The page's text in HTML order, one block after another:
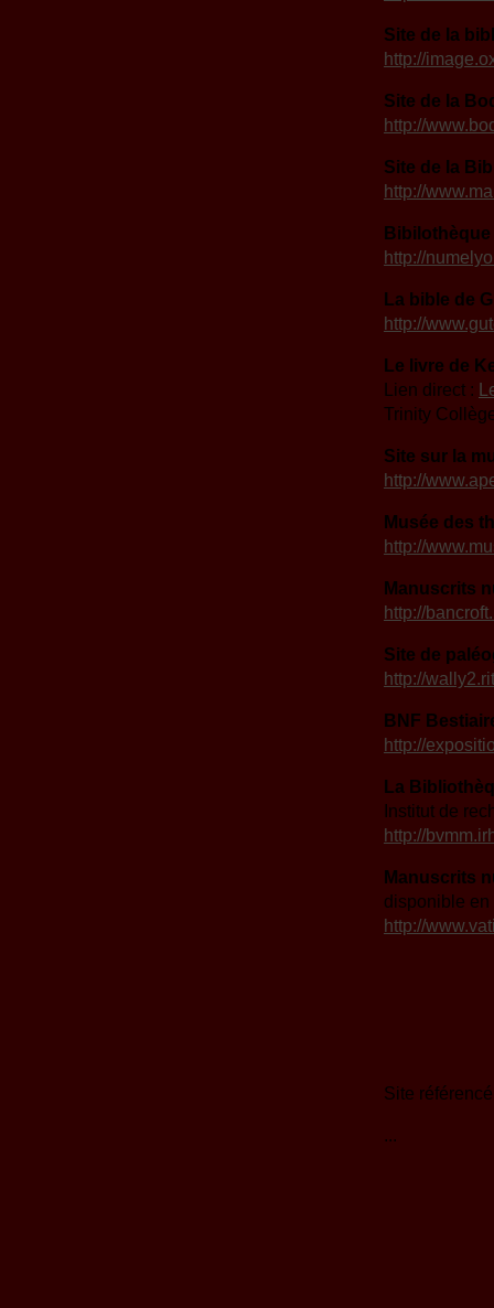
Site de la
http://
Site de la
http://
Site de la
http://
http://
La bible de
http://
Le livre de
Lien direct :
Trinity
Site sur la
http://
Musée des
http://
Manuscrits
http://
Site de
http://
BNF
http://
La
Institut de
http://
Manuscrits
disponible
http://
Site
...